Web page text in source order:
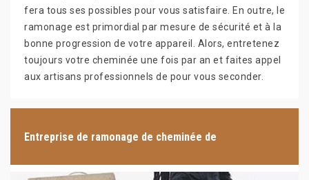
fera tous ses possibles pour vous satisfaire. En outre, le
ramonage est primordial par mesure de sécurité et à la
bonne progression de votre appareil. Alors, entretenez
toujours votre cheminée une fois par an et faites appel
aux artisans professionnels de pour vous seconder.
Entreprise de ramonage de cheminée de